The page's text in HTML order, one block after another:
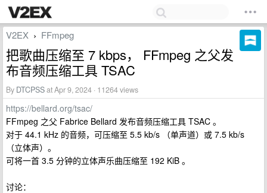
V2EX › FFmpeg
把歌曲压缩至 7 kbps， FFmpeg 之父发
布音频压缩工具 TSAC
By DTCPSSat Apr 9, 2024 · 11264 views
https://bellard.org/tsac/
FFmpeg 之父 Fabrice Bellard 发布音频压缩工具 TSAC 。
对于 44.1 kHz 的音频，可压缩至 5.5 kb/s （单声道）或 7.5 kb/s
（立体声）。
可将一首 3.5 分钟的立体声乐曲压缩至 192 KiB 。
讨论：